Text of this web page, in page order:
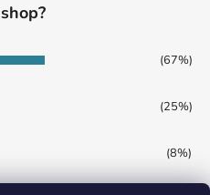
(67%)
(25%)
(8%)